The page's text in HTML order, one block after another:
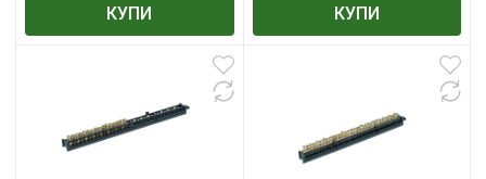
КУПИ КУПИ